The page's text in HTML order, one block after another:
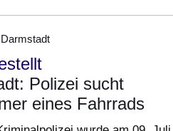
Polizei sucht
eines Fahrrads